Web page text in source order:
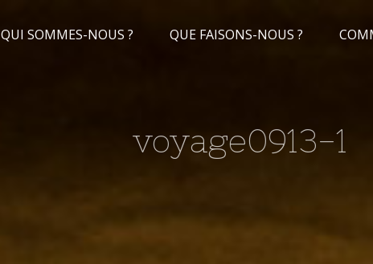
QUI SOMMES-NOUS ? QUE FAISONS-NOUS ?
voyage0913-1